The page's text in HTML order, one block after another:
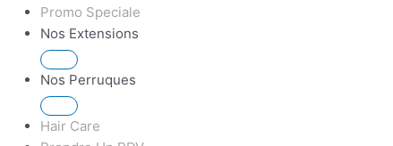
Promo Speciale
Nos Extensions
Nos Perruques
Hair Care